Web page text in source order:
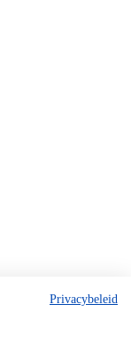
Privacybeleid